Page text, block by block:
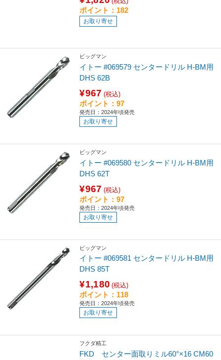
ポイント：182
お取り寄せ
ビッグマン
イトー #069579 センタードリル H-BM用
DHS 62B
¥967 (税込)
ポイント：97
発売日：2024年頃発売
お取り寄せ
ビッグマン
イトー #069580 センタードリル H-BM用
DHS 62T
¥967 (税込)
ポイント：97
発売日：2024年頃発売
お取り寄せ
ビッグマン
イトー #069581 センタードリル H-BM用
DHS 85T
¥1,180 (税込)
ポイント：118
発売日：2024年頃発売
お取り寄せ
フクダ精工
FKD センター面取りミル60°×16 CM60